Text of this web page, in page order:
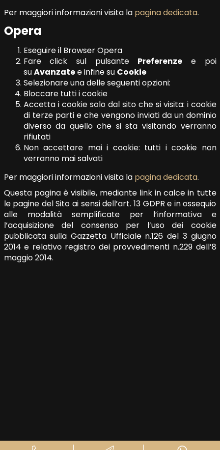
Per maggiori informazioni visita la pagina dedicata.
Opera
Eseguire il Browser Opera
Fare click sul pulsante Preferenze e poi
suAvanzatee infine su Cookie
Selezionare una delle seguenti opzioni:
Bloccare tutti i cookie
Accetta i cookie solo dal sito che si visita: i cookie
di terze parti e che vengono inviati da un dominio
diverso da quello che si sta visitando verranno
rifiutati
Non accettare mai i cookie: tutti i cookie non
verranno mai salvati
Per maggiori informazioni visita la pagina dedicata.
Questa pagina è visibile, mediante link in calce in tutte
le pagine del Sito ai sensi dell’art. 13 GDPR e in ossequio
alle modalità semplificate per l’informativa e
l’acquisizione del consenso per l’uso dei cookie
pubblicata sulla Gazzetta Ufficiale n.126 del 3 giugno
2014 e relativo registro dei provvedimenti n.229 dell’8
maggio 2014.